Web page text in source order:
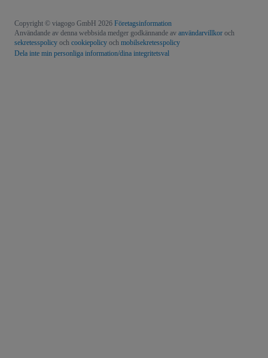
Copyright © viagogo GmbH 2026 Företagsinformation
Användande av denna webbsida medger godkännande av användarvillkor och
sekretesspolicy och cookiepolicy och mobilsekretesspolicy
Dela inte min personliga information/dina integritetsval